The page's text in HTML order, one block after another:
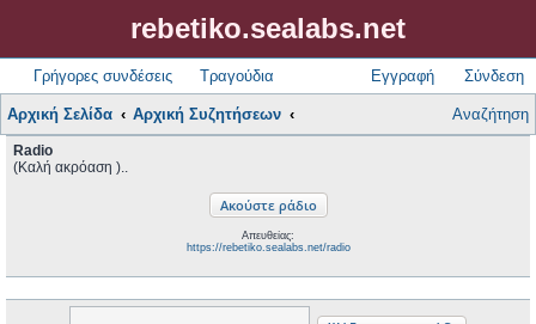
rebetiko.sealabs.net
Γρήγορες συνδέσεις Τραγούδια Σύνδεση
Εγγραφή
Αρχική Σελίδα Αρχική Συζητήσεων Αναζήτηση
Radio
(Καλή ακρόαση )..
Απευθείας:
https://rebetiko.sealabs.net/radio